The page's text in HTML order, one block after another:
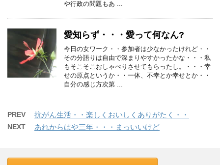
や行政の問題もあ ...
愛知らず・・・愛って何なん?
今日の女ワーク・・参加者は少なかったけれど・・
その分語りは自由で深まりやすかったかな・・・私
もそこそこおしゃべりさせてもらったし。・・・幸
せの原点というか・・一体、不幸とか幸せとか・・
自分の感じ方次第 ...
PREV 抗がん生活・・楽しくおいしくありがたく・・
NEXT あれからはや三年・・・まっいいけど